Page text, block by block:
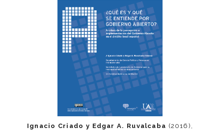
Ignacio Criado y Edgar A. Ruvalcaba (2016),